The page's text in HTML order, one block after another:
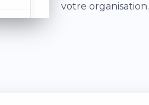
votre organisation.